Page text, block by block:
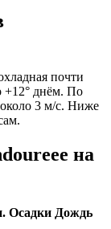
почти
+12° днём. По
3 м/с. Ниже
на
Осадки Дождь